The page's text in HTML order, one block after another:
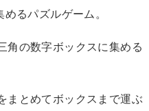
るパズルゲーム。
角の数字ボックスに集める
まとめてボックスまで運ぶ